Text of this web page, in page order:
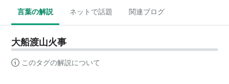
言葉の解説 ネットで話題 関連ブログ
大船渡山火事
このタグの解説について